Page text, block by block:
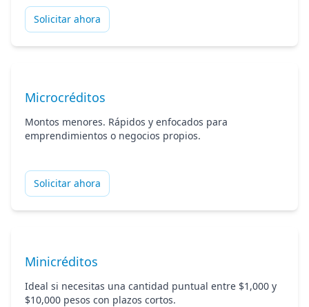
Solicitar ahora
Microcréditos
Montos menores. Rápidos y enfocados para
emprendimientos o negocios propios.
Solicitar ahora
Minicréditos
Ideal si necesitas una cantidad puntual entre $1,000 y
$10,000 pesos con plazos cortos.